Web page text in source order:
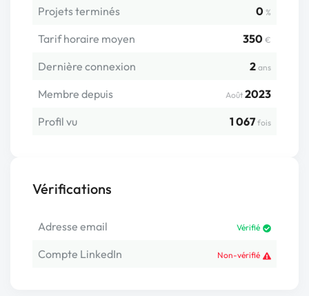
Projets terminés 0 %
Tarif horaire moyen 350 €
Dernière connexion 2 ans
Membre depuis Août 2023
Profil vu
1 067 fois
Vérifications
Adresse email Vérifié
Compte LinkedIn Non-vérifié